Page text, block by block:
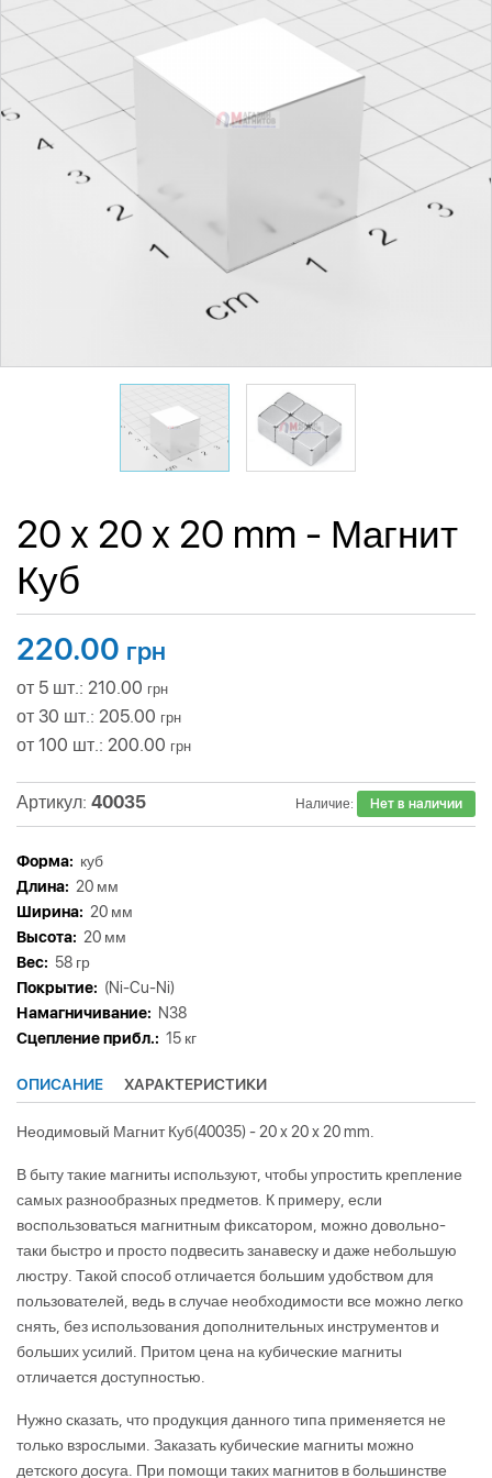
20 x 20 x 20 mm - Магнит
Куб
220.00 грн
от 5 шт.: 210.00 грн
от 30 шт.: 205.00 грн
от 100 шт.: 200.00 грн
Артикул: 40035 Наличие: Нет в наличии
Форма: куб
Длина: 20 мм
Ширина: 20 мм
Высота: 20 мм
Вес: 58 гр
Покрытие: (Ni-Cu-Ni)
Намагничивание: N38
Сцепление прибл.: 15 кг
ОПИСАНИЕ ХАРАКТЕРИСТИКИ
Неодимовый Магнит Куб(40035) - 20 x 20 x 20 mm.
В быту такие магниты используют, чтобы упростить крепление
самых разнообразных предметов. К примеру, если
воспользоваться магнитным фиксатором, можно довольно-
таки быстро и просто подвесить занавеску и даже небольшую
люстру. Такой способ отличается большим удобством для
пользователей, ведь в случае необходимости все можно легко
снять, без использования дополнительных инструментов и
больших усилий. Притом цена на кубические магниты
отличается доступностью.
Нужно сказать, что продукция данного типа применяется не
только взрослыми. Заказать кубические магниты можно
детского досуга. При помощи таких магнитов в большинстве